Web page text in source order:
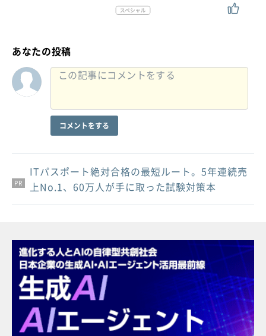
あなたの投稿
コメントをする
PR
PR
PR
ITパスポート絶対合格の最短ルート。5年連続売
上No.1、60万人が手に取った試験対策本